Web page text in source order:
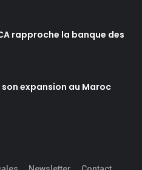
rapproche la banque des
son expansion au Maroc